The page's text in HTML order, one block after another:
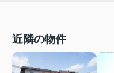
近隣の物件